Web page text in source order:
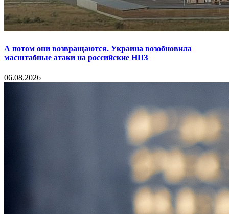
А потом они возвращаются. Украина возобновила
масштабные атаки на российские НПЗ
06.08.2026